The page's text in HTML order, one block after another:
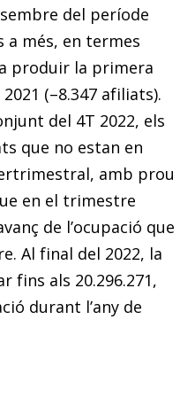
del període
a més, en termes
produir la primera
(–8.347 afiliats).
del 4T 2022, els
que no estan en
amb prou
en el trimestre
de l’ocupació que
Al final del 2022, la
fins als 20.296.271,
durant l’any de